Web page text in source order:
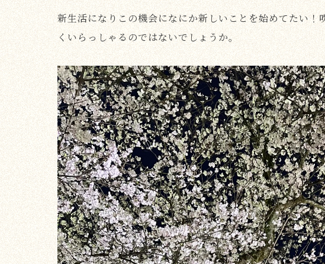
新生活になりこの機会になにか新しいことを始めてたい
くいらっしゃるのではないでしょうか。